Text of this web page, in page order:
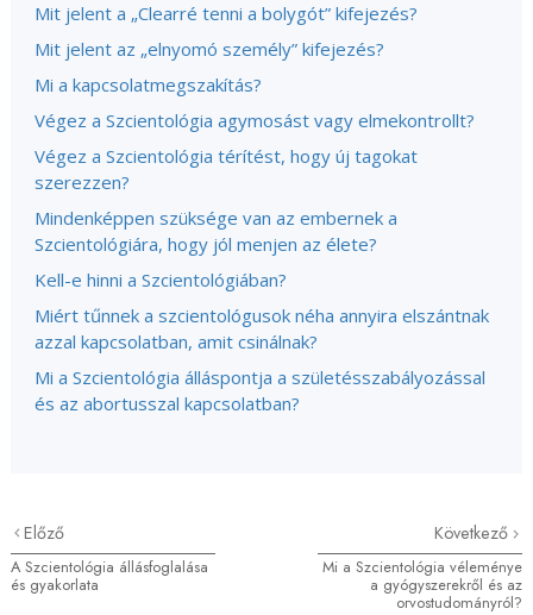
Mit jelent a „Clearré tenni a bolygót” kifejezés?
Mit jelent az „elnyomó személy” kifejezés?
Mi a kapcsolatmegszakítás?
Végez a Szcientológia agymosást vagy elmekontrollt?
Végez a Szcientológia térítést, hogy új tagokat
szerezzen?
Mindenképpen szüksége van az embernek a
Szcientológiára, hogy jól menjen az élete?
Kell-e hinni a Szcientológiában?
Miért tűnnek a szcientológusok néha annyira elszántnak
azzal kapcsolatban, amit csinálnak?
Mi a Szcientológia álláspontja a születésszabályozással
és az abortusszal kapcsolatban?
Előző
A Szcientológia állásfoglalása
és gyakorlata
Következő
Mi a Szcientológia véleménye
a gyógyszerekről és az
orvostudományról?